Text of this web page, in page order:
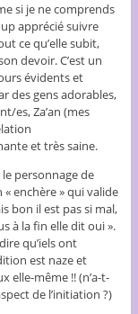
si je ne comprends
apprécié suivre
ce qu’elle subit,
devoir. C’est un
évidents et
des gens adorables,
es, Za’an (mes
et très saine.
personnage de
enchère » qui valide
bon il est pas si mal,
à la fin elle dit oui ».
qu’iels ont
est naze et
elle-même !! (n’a-t-
de l’initiation ?)